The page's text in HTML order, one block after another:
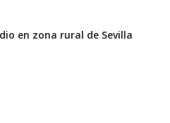
en zona rural de Sevilla